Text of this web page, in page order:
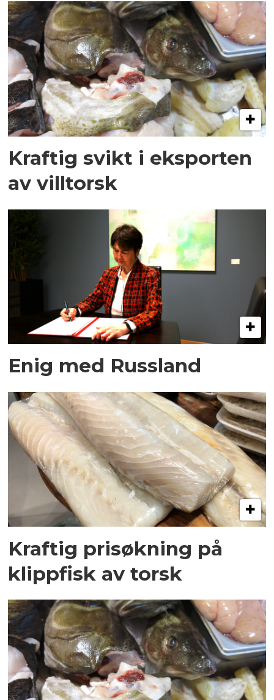
Kraftig svikt i eksporten
av villtorsk
Enig med Russland
Kraftig prisøkning på
klippfisk av torsk